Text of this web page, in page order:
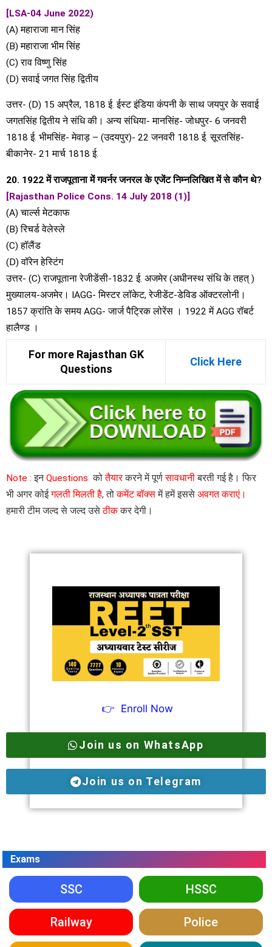
[LSA-04 June 2022)
(A) महाराजा मान सिंह
(B) महाराजा भीम सिंह
(C) राव विष्णु सिंह
(D) सवाई जगत सिंह द्वितीय
उत्तर- (D) 15 अप्रैल, 1818 ई. ईस्ट इंडिया कंपनी के साथ जयपुर के सवाई
जगतसिंह द्वितीय ने संधि की। अन्य संधिया- मानसिंह- जोधपुर- 6 जनवरी
1818 ई. भीमसिंह- मेवाड़ – (उदयपुर)- 22 जनवरी 1818 ई. सूरतसिंह-
बीकानेर- 21 मार्च 1818 ई.
20. 1922 में राजपूताना में गवर्नर जनरल के एजेंट निम्नलिखित में से कौन थे?
[Rajasthan Police Cons. 14 July 2018 (1)]
(A) चार्ल्स मेटकाफ
(B) रिचर्ड वेलेस्ले
(C) हॉलैंड
(D) वॉरेन हेस्टिंग
उत्तर- (C) राजपूताना रेजीडेंसी-1832 ई. अजमेर (अधीनस्थ संधि के तहत् )
मुख्यालय-अजमेर। IAGG- मिस्टर लॉकेट, रेजीडेंट-डेविड ऑक्टरलोनी।
1857 क्रांति के समय AGG- जार्ज पैट्रिक लोरेंस । 1922 में AGG रॉबर्ट
हालैण्ड ।
For more Rajasthan GK
Questions
Click Here
Note : इनQuestions कोतैयारकरने में पूर्णसावधानीबरती गई है। फिर
भी अगर कोईगलती मिलती है, तोकमेंट बॉक्समें हमें इससे अवगत कराएं।
हमारी टीम जल्द से जल्द उसेठीककर देगी।
👉 Enroll Now
Join us on WhatsApp
Join us on Telegram
Exams
SSC HSSC
Railway Police